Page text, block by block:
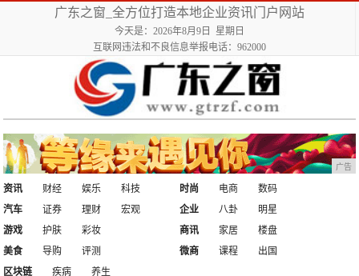
广东之窗_全方位打造本地企业资讯门户网站
今天是：2026年8月9日 星期日
互联网违法和不良信息举报电话：962000
广告
资讯 财经 娱乐
科技
汽车
证券 理财 宏观
时尚 电商
数码
企业
八卦
明星
游戏
护肤
彩妆
美食
导购 评测
商讯 家居
楼盘
微商
课程
出国
区块链
疾病
养生